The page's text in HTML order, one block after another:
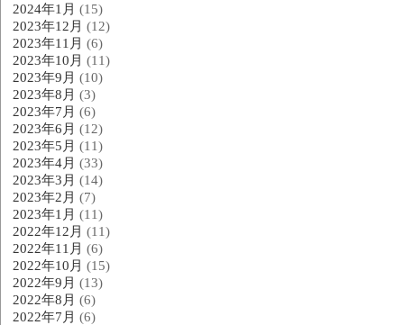
2024年1月 (15)
2023年12月 (12)
2023年11月 (6)
2023年10月 (11)
2023年9月 (10)
2023年8月 (3)
2023年7月 (6)
2023年6月 (12)
2023年5月 (11)
2023年4月 (33)
2023年3月 (14)
2023年2月 (7)
2023年1月 (11)
2022年12月 (11)
2022年11月 (6)
2022年10月 (15)
2022年9月 (13)
2022年8月 (6)
2022年7月 (6)